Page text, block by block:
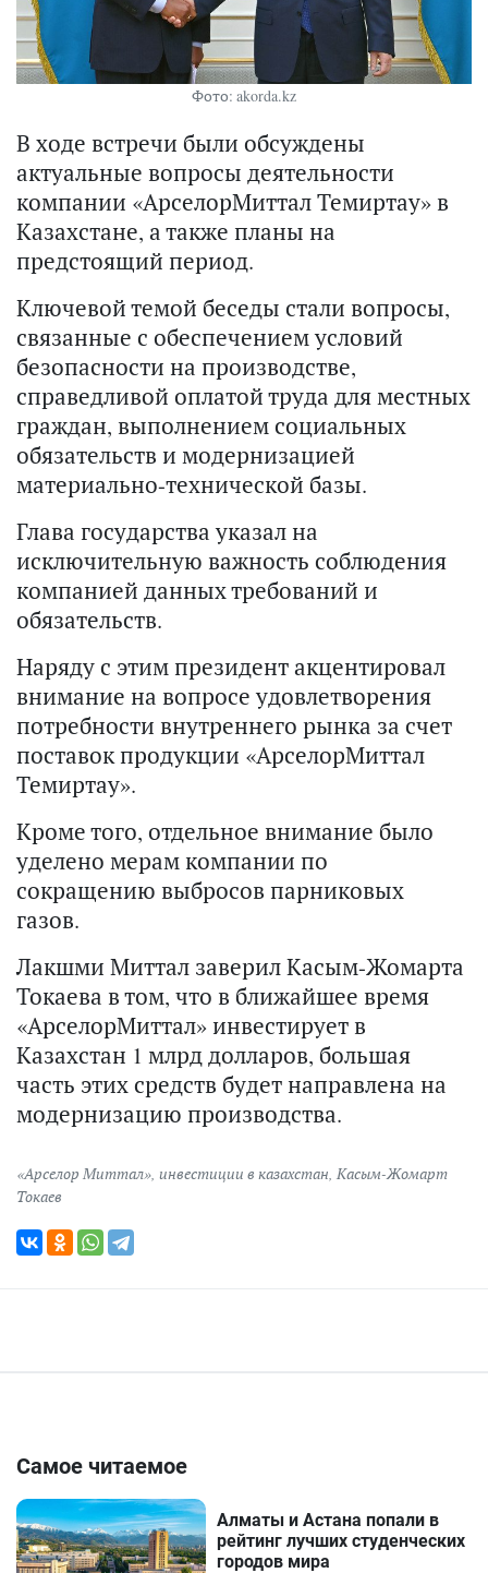
Фото: akorda.kz
В ходе встречи были обсуждены
актуальные вопросы деятельности
компании «АрселорМиттал Темиртау» в
Казахстане, а также планы на
предстоящий период.
Ключевой темой беседы стали вопросы,
связанные с обеспечением условий
безопасности на производстве,
справедливой оплатой труда для местных
граждан, выполнением социальных
обязательств и модернизацией
материально-технической базы.
Глава государства указал на
исключительную важность соблюдения
компанией данных требований и
обязательств.
Наряду с этим президент акцентировал
внимание на вопросе удовлетворения
потребности внутреннего рынка за счет
поставок продукции «АрселорМиттал
Темиртау».
Кроме того, отдельное внимание было
уделено мерам компании по
сокращению выбросов парниковых
газов.
Лакшми Миттал заверил Касым-Жомарта
Токаева в том, что в ближайшее время
«АрселорМиттал» инвестирует в
Казахстан 1 млрд долларов, большая
часть этих средств будет направлена на
модернизацию производства.
«Арселор Миттал», инвестиции в казахстан, Касым-Жомарт
Токаев
Самое читаемое
Алматы и Астана попали в
рейтинг лучших студенческих
городов мира